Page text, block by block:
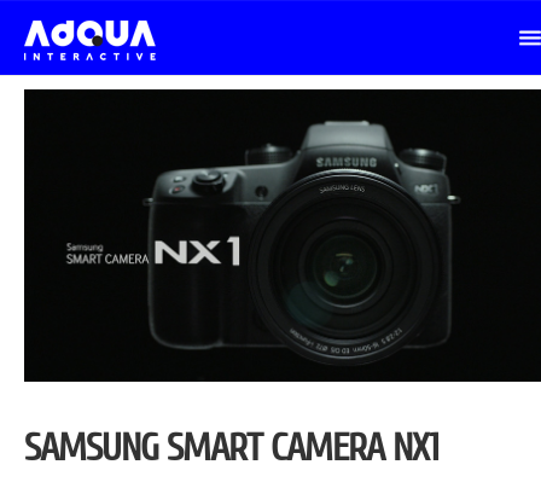
SAMSUNG SMART CAMERA NX1